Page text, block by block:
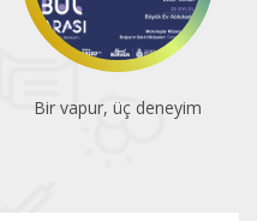
Bir vapur, üç deneyim